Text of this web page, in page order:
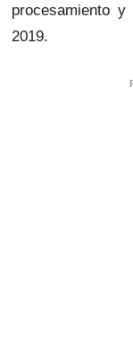
procesamiento
2019.